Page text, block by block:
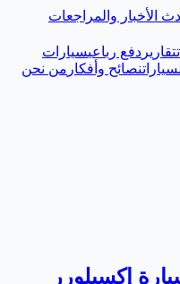
الأخبار والمراجعات
تقارير دفع رباعيسيارات
نصائح وأفكار من نحن